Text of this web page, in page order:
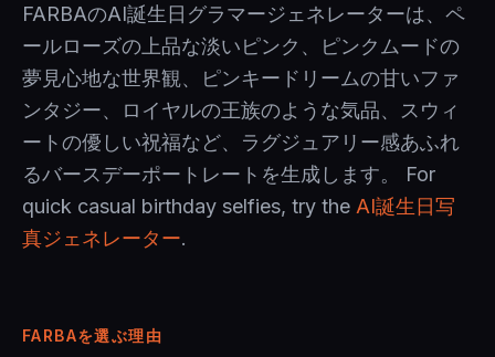
FARBAのAI誕生日グラマージェネレーターは、ペ
ールローズの上品な淡いピンク、ピンクムードの
夢見心地な世界観、ピンキードリームの甘いファ
ンタジー、ロイヤルの王族のような気品、スウィ
ートの優しい祝福など、ラグジュアリー感あふれ
るバースデーポートレートを生成します。 For
quick casual birthday selfies, try the AI誕生日写
真ジェネレーター.
FARBAを選ぶ理由